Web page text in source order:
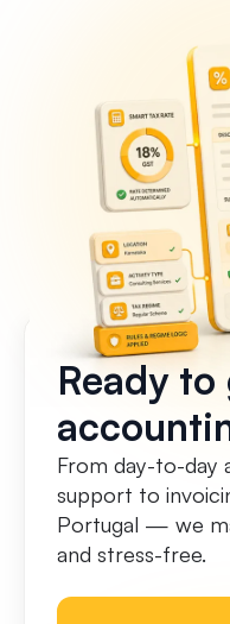
Ready
From day-to-day
support to
Portugal — we
and stress-free.